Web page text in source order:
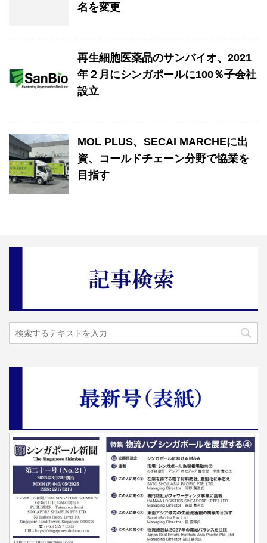
名を変更
再生細胞医薬品のサンバイオ、2021
年２月にシンガポールに100％子会社
設立
MOL PLUS、SECAI MARCHEに出
資、コールドチェーン分野で協業を
目指す